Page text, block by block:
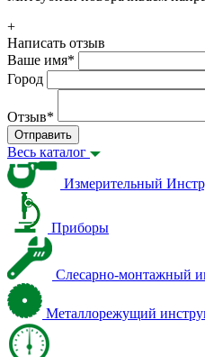
+
Написать отзыв
Ваше имя*
Город
Отзыв*
Отправить
Весь каталог
Измерительный
Приборы
Слесарно-монтажный
Металлорежущий